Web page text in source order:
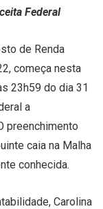
Federal
de Renda
começa nesta
23h59 do dia 31
a
preenchimento
caia na Malha
conhecida.
Carolina